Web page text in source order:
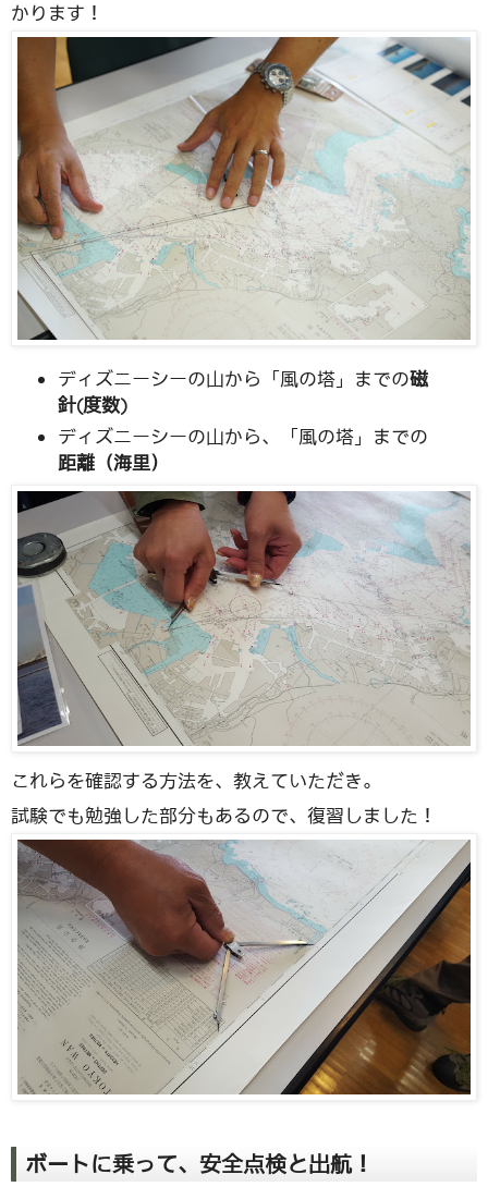
かります！
ディズニーシーの山から「風の塔」までの磁
針(度数)
ディズニーシーの山から、「風の塔」までの
距離（海里）
これらを確認する方法を、教えていただき。
試験でも勉強した部分もあるので、復習しました！
ボートに乗って、安全点検と出航！